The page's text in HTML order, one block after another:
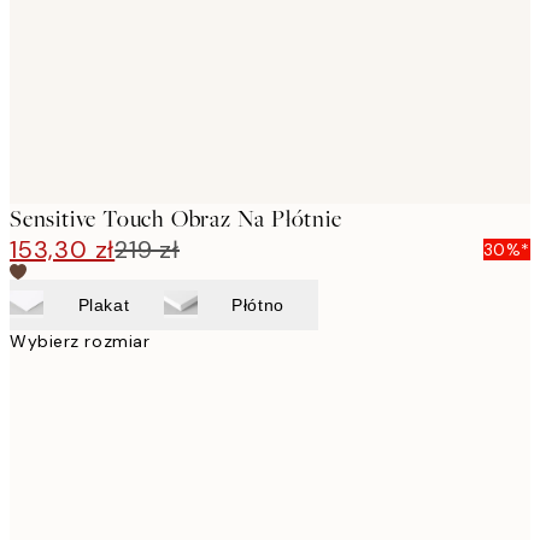
Sensitive Touch Obraz Na Płótnie
153,30 zł219 zł 30%*
Plakat Płótno
Wybierz rozmiar